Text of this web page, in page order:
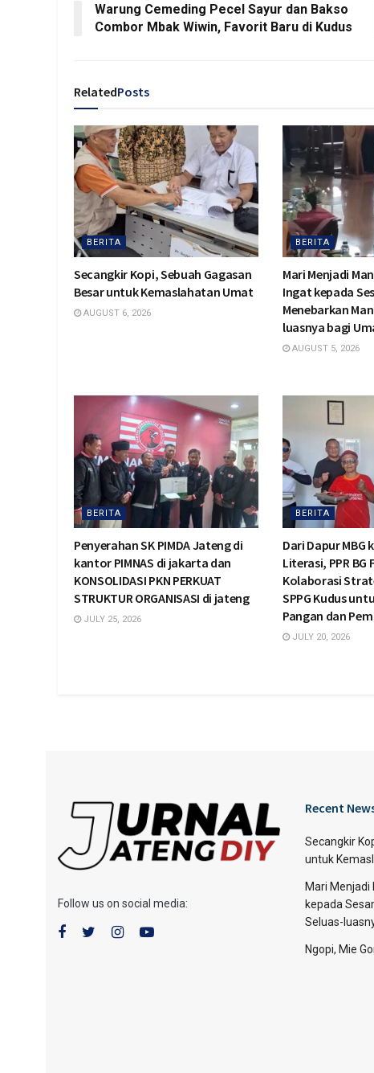
Warung Cemeding Pecel Sayur dan Bakso
Combor Mbak Wiwin, Favorit Baru di Kudus
RelatedPosts
BERITA
Secangkir Kopi, Sebuah Gagasan
Besar untuk Kemaslahatan Umat
AUGUST 6, 2026
BERITA
Mari Menjadi
Ingat kepada
Menebarkan
luasnya bagi
AUGUST 5, 2026
BERITA
Penyerahan SK PIMDA Jateng di
kantor PIMNAS di jakarta dan
KONSOLIDASI PKN PERKUAT
STRUKTUR ORGANISASI di jateng
JULY 25, 2026
BERITA
Dari Dapur MBG
Literasi, PPR BG
Kolaborasi
SPPG Kudus
Pangan dan
JULY 20, 2026
Follow us on social media:
Recent
Secangkir
untuk
Mari Menjadi
kepada
Seluas-
Ngopi, Mie